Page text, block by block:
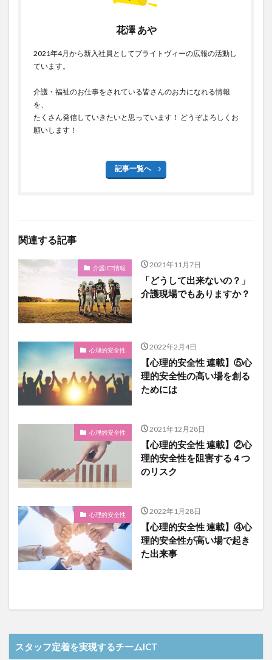
花澤 あや
2021年4月から新入社員としてブライトヴィーの広報の活動し
ています。
介護・福祉のお仕事をされている皆さんのお力になれる情報
を、
たくさん発信していきたいと思っています！ どうぞよろしくお
願いします！
記事一覧へ
関連する記事
介護ICT情報 2021年11月7日
「どうして出来ないの？」
介護現場でもありますか？
心理的安全性 2022年2月4日
【心理的安全性 連載】⑤心
理的安全性の高い場を創る
ためには
心理的安全性 2021年12月28日
【心理的安全性 連載】②心
理的安全性を阻害する４つ
のリスク
心理的安全性 2022年1月28日
【心理的安全性 連載】④心
理的安全性が高い場で起き
た出来事
スタッフ定着を実現するチームICT